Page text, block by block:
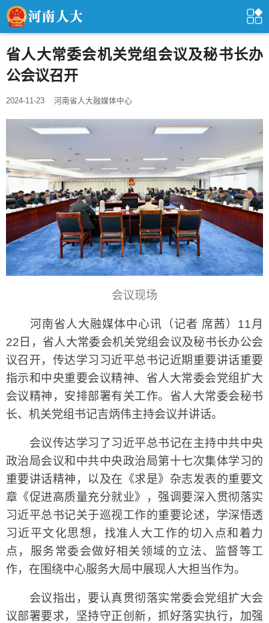
省人大常委会机关党组会议及秘书长办
公会议召开
2024-11-23 河南省人大融媒体中心
会议现场
河南省人大融媒体中心讯（记者 席茜）11月
22日，省人大常委会机关党组会议及秘书长办公会
议召开，传达学习习近平总书记近期重要讲话重要
指示和中央重要会议精神、省人大常委会党组扩大
会议精神，安排部署有关工作。省人大常委会秘书
长、机关党组书记吉炳伟主持会议并讲话。
会议传达学习了习近平总书记在主持中共中央
政治局会议和中共中央政治局第十七次集体学习的
重要讲话精神，以及在《求是》杂志发表的重要文
章《促进高质量充分就业》，强调要深入贯彻落实
习近平总书记关于巡视工作的重要论述，学深悟透
习近平文化思想，找准人大工作的切入点和着力
点，服务常委会做好相关领域的立法、监督等工
作，在围绕中心服务大局中展现人大担当作为。
会议指出，要认真贯彻落实常委会党组扩大会
议部署要求，坚持守正创新，抓好落实执行，加强